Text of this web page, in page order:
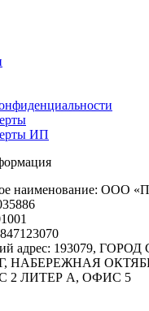
ИП
наименование: ООО
адрес: 193079,
НАБЕРЕЖНАЯ
2 ЛИТЕР А, ОФИС 5